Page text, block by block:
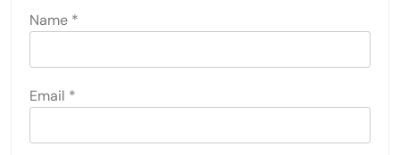
Name *
Email *